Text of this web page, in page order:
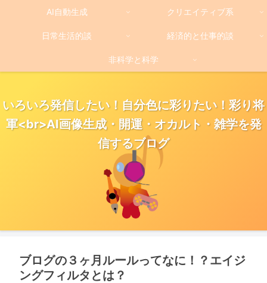
いろいろ発信したい！自分色に彩りたい！彩り将
軍<br>AI画像生成・開運・オカルト・雑学を発
信するブログ
AI自動生成 クリエイティブ系
日常生活的談 経済的と仕事的談
非科学と科学
ブログの３ヶ月ルールってなに！？エイジ
ングフィルタとは？